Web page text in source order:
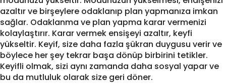
azaltır ve birşeylere odaklanıp plan yapmanıza imkan
sağlar. Odaklanma ve plan yapma karar vermenizi
kolaylaştırır. Karar vermek ensişeyi azaltır, keyfi
yükseltir. Keyif, size daha fazla şükran duygusu verir ve
böylece her şey tekrar başa dönüp birbirini tetikler.
Keyifli olmak, sizi aynı zamanda daha sosyal yapar ve
bu da mutluluk olarak size geri döner.